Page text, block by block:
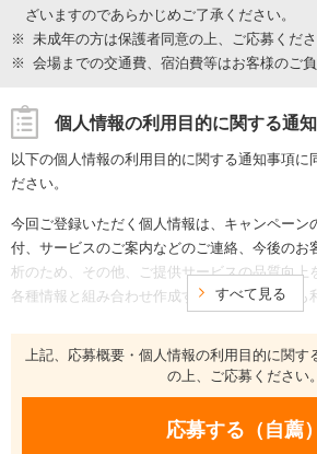
ざいますのであらかじめご了承ください。
※ 未成年の方は保護者同意の上、ご応募くださ
※ 会場までの交通費、宿泊費等はお客様のご負
個人情報の利用目的に関する通
以下の個人情報の利用目的に関する通知事項に
ださい。
今回ご登録いただく個人情報は、キャンペーン
付、サービスのご案内などのご連絡、今後のお
析のため、その他、ご提供サービスの品質向上
各種情報と組み合わせ作成する統計資料等にも
弊社は、お客様ご本人から事前の同意、承諾を
ただし、個人情報取扱業務の全部または一部を
すべて見る
上記、応募概要・個人情報の利用目的に関
の上、ご応募ください。
応募する（自薦）